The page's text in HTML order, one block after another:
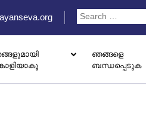
ഞങ്ങളെ
ബന്ധപ്പെടുക